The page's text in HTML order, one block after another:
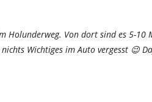
Holunderweg. Von dort sind es 5-
Wichtiges im Auto vergesst 😉